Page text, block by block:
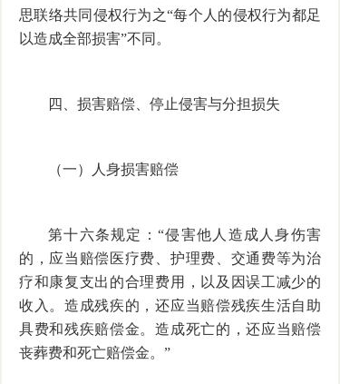
思联络共同侵权行为之“每个人的侵权行为都足
以造成全部损害”不同。
四、损害赔偿、停止侵害与分担损失
（一）人身损害赔偿
第十六条规定：“侵害他人造成人身伤害
的，应当赔偿医疗费、护理费、交通费等为治
疗和康复支出的合理费用，以及因误工减少的
收入。造成残疾的，还应当赔偿残疾生活自助
具费和残疾赔偿金。造成死亡的，还应当赔偿
丧葬费和死亡赔偿金。”